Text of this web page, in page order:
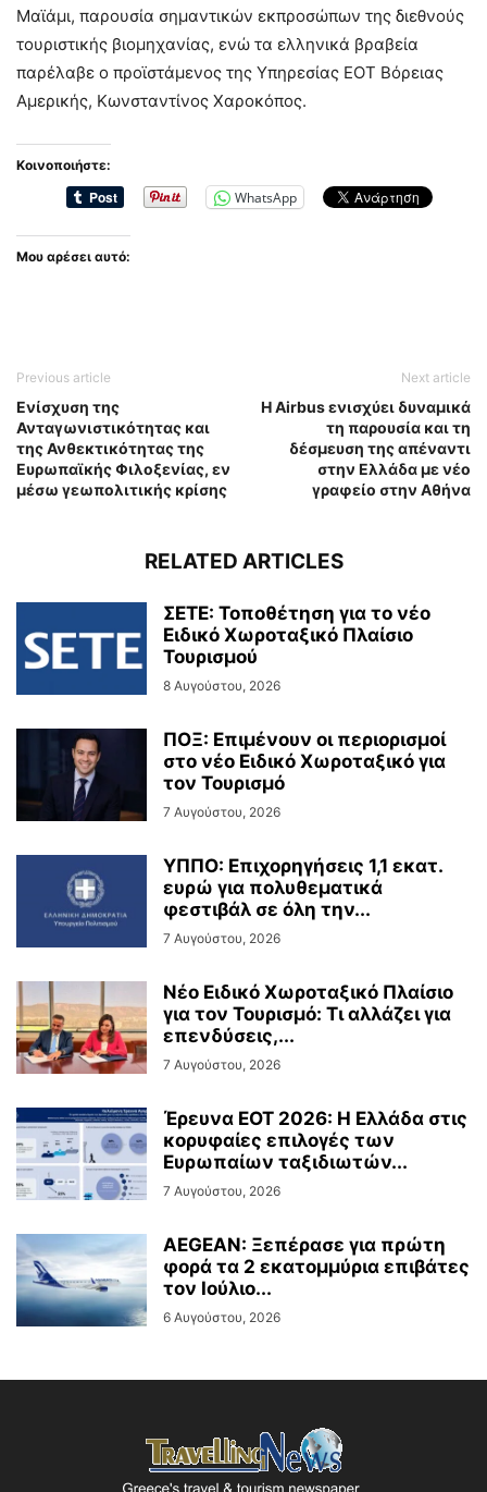
Μαϊάμι, παρουσία σημαντικών εκπροσώπων της διεθνούς
τουριστικής βιομηχανίας, ενώ τα ελληνικά βραβεία
παρέλαβε ο προϊστάμενος της Υπηρεσίας ΕΟΤ Βόρειας
Αμερικής, Κωνσταντίνος Χαροκόπος.
Κοινοποιήστε:
WhatsApp
Μου αρέσει αυτό:
Previous article
Ενίσχυση της
Ανταγωνιστικότητας και
της Ανθεκτικότητας της
Ευρωπαϊκής Φιλοξενίας, εν
μέσω γεωπολιτικής κρίσης
Next article
Η Airbus ενισχύει δυναμικά
τη παρουσία και τη
δέσμευση της απέναντι
στην Ελλάδα με νέο
γραφείο στην Αθήνα
RELATED ARTICLES
ΣΕΤΕ: Τοποθέτηση για το νέο
Ειδικό Χωροταξικό Πλαίσιο
Τουρισμού
8 Αυγούστου, 2026
ΠΟΞ: Επιμένουν οι περιορισμοί
στο νέο Ειδικό Χωροταξικό για
τον Τουρισμό
7 Αυγούστου, 2026
ΥΠΠΟ: Επιχορηγήσεις 1,1 εκατ.
ευρώ για πολυθεματικά
φεστιβάλ σε όλη την...
7 Αυγούστου, 2026
Νέο Ειδικό Χωροταξικό Πλαίσιο
για τον Τουρισμό: Τι αλλάζει για
επενδύσεις,...
7 Αυγούστου, 2026
Έρευνα ΕΟΤ 2026: Η Ελλάδα στις
κορυφαίες επιλογές των
Ευρωπαίων ταξιδιωτών...
7 Αυγούστου, 2026
AEGEAN: Ξεπέρασε για πρώτη
φορά τα 2 εκατομμύρια επιβάτες
τον Ιούλιο...
6 Αυγούστου, 2026